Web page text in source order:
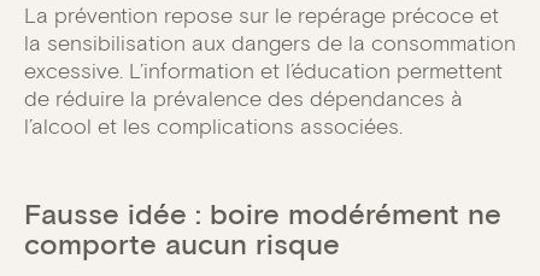
La prévention repose sur le repérage précoce et
la sensibilisation aux dangers de la consommation
excessive. L’information et l’éducation permettent
de réduire la prévalence des dépendances à
l’alcool et les complications associées.
Fausse idée : boire modérément ne
comporte aucun risque